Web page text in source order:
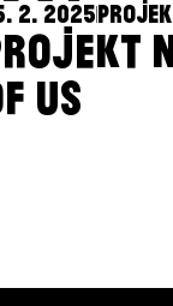
2. 2025
US